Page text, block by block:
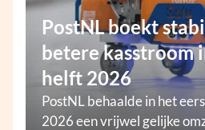
PostNL boekt
betere kasstroom
helft 2026
PostNL behaalde in het
2026 een vrijwel gelijke